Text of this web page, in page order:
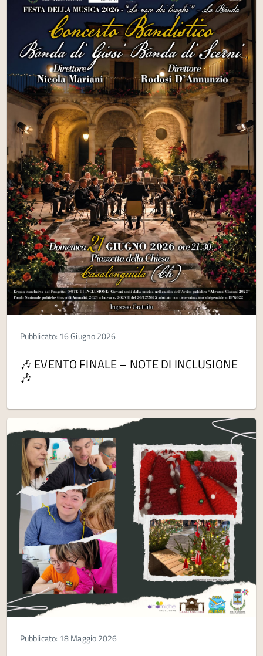
Pubblicato: 16 Giugno 2026
🎶 EVENTO FINALE – NOTE DI INCLUSIONE
🎶
Pubblicato: 18 Maggio 2026